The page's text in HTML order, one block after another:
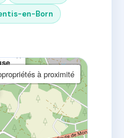
en-Born
×
à proximité